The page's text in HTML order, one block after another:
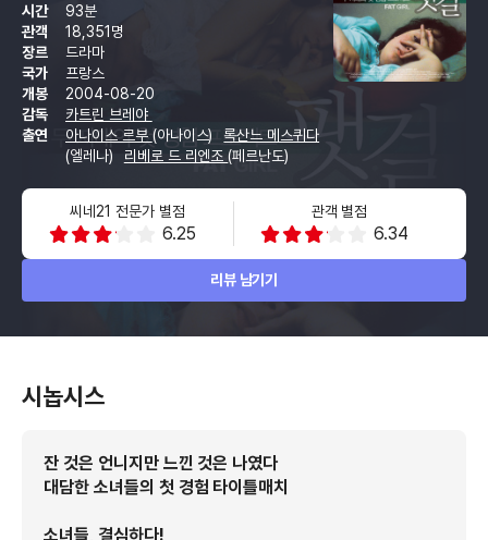
시간
93분
관객
18,351명
장르
드라마
국가
프랑스
개봉
2004-08-20
감독
카트린 브레야
출연
아나이스 르부 (아나이스)
록산느 메스퀴다
(엘레나)
리베로 드 리엔조(페르난도)
씨네21 전문가 별점
6.25
관객 별점
6.34
리뷰 남기기
시놉시스
잔 것은 언니지만 느낀 것은 나였다
대담한 소녀들의 첫 경험 타이틀매치
소녀들, 결심하다!